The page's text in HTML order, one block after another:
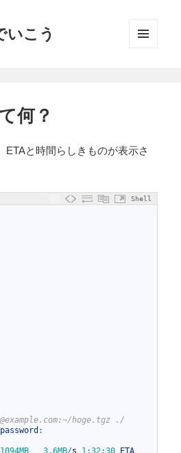
いこう
何？
ETAと時間らしきものが表示さ
Shell
hoge.tgz ./
password :